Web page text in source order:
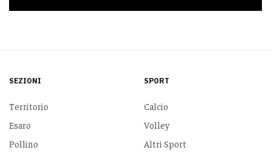
SEZIONI
Territorio
Esaro
Pollino
SPORT
Calcio
Volley
Altri Sport